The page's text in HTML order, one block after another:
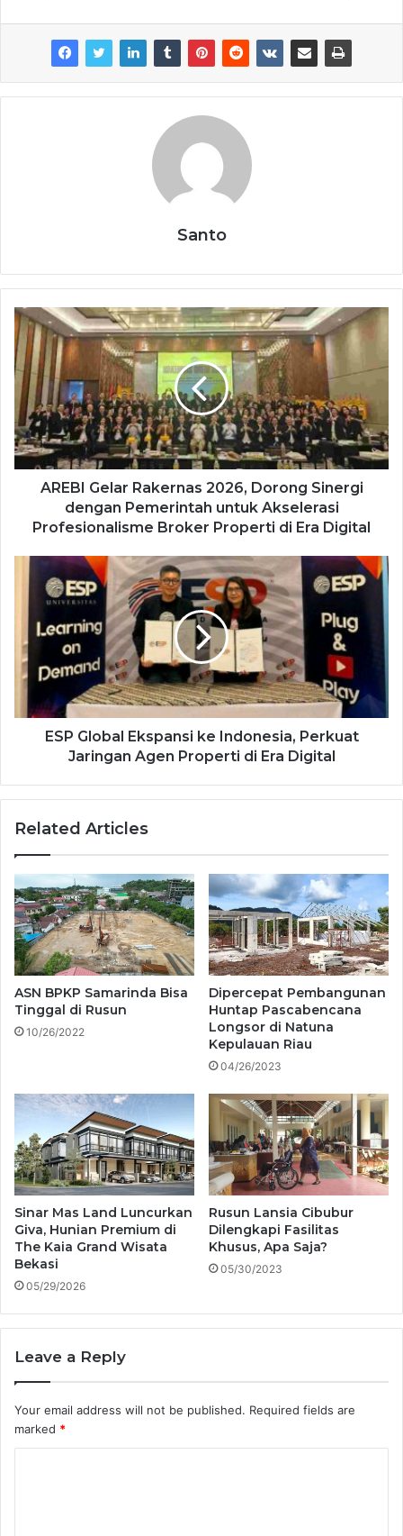
Santo
AREBI Gelar Rakernas 2026, Dorong Sinergi
dengan Pemerintah untuk Akselerasi
Profesionalisme Broker Properti di Era Digital
ESP Global Ekspansi ke Indonesia, Perkuat
Jaringan Agen Properti di Era Digital
Related Articles
ASN BPKP Samarinda Bisa
Tinggal di Rusun
10/26/2022
Dipercepat Pembangunan
Huntap Pascabencana
Longsor di Natuna
Kepulauan Riau
04/26/2023
Sinar Mas Land Luncurkan
Giva, Hunian Premium di
The Kaia Grand Wisata
Bekasi
05/29/2026
Rusun Lansia Cibubur
Dilengkapi Fasilitas
Khusus, Apa Saja?
05/30/2023
Leave a Reply
Your email address will not be published. Required fields are
marked *